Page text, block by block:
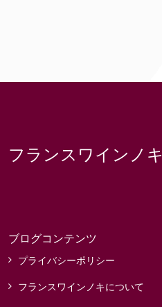
フランスワインノキ
ブログコンテンツ
プライバシーポリシー
フランスワインノキについて